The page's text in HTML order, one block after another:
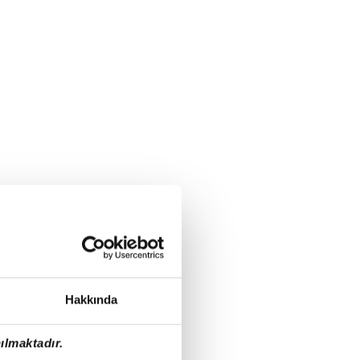
Hakkında